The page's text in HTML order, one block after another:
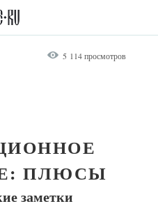
5 114 просмотров
ПЛЮСЫ
заметки